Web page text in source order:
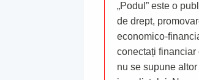
„Podul” este o
de drept,
economico-
conectați financiar
nu se supune